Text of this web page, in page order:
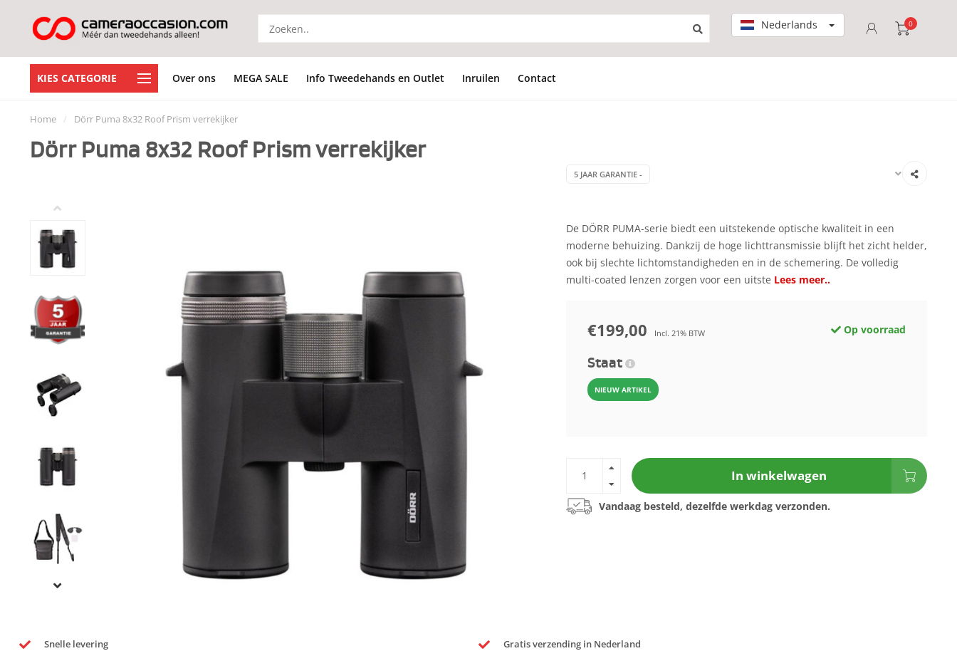
Nederlands 0
KIES CATEGORIE Over ons MEGA SALE Info Tweedehands en Outlet Inruilen Contact
Home / Dörr Puma 8x32 Roof Prism verrekijker
Dörr Puma 8x32 Roof Prism verrekijker
5 JAAR GARANTIE -
De DÖRR PUMA-serie biedt een uitstekende optische kwaliteit in een
moderne behuizing. Dankzij de hoge lichttransmissie blijft het zicht helder,
ook bij slechte lichtomstandigheden en in de schemering. De volledig
multi-coated lenzen zorgen voor een uitste Lees meer..
€199,00 Incl. 21% BTW Op voorraad
Staat
NIEUW ARTIKEL
In winkelwagen
Vandaag besteld, dezelfde werkdag verzonden.
Snelle levering
Gratis verzending in Nederland